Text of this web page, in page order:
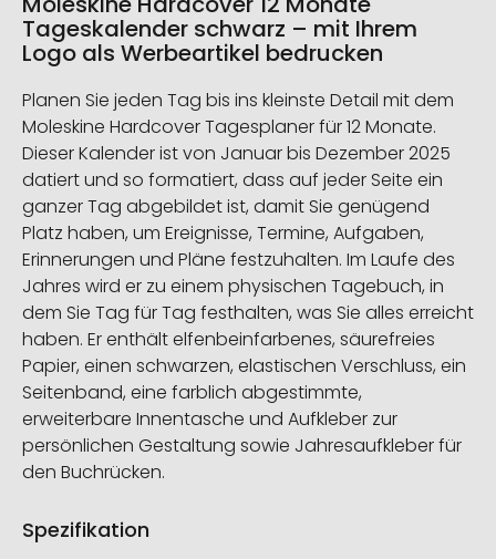
Tageskalender schwarz – mit Ihrem
Logo als Werbeartikel bedrucken
Planen Sie jeden Tag bis ins kleinste Detail mit dem
Moleskine Hardcover Tagesplaner für 12 Monate.
Dieser Kalender ist von Januar bis Dezember 2025
datiert und so formatiert, dass auf jeder Seite ein
ganzer Tag abgebildet ist, damit Sie genügend
Platz haben, um Ereignisse, Termine, Aufgaben,
Erinnerungen und Pläne festzuhalten. Im Laufe des
Jahres wird er zu einem physischen Tagebuch, in
dem Sie Tag für Tag festhalten, was Sie alles erreicht
haben. Er enthält elfenbeinfarbenes, säurefreies
Papier, einen schwarzen, elastischen Verschluss, ein
Seitenband, eine farblich abgestimmte,
erweiterbare Innentasche und Aufkleber zur
persönlichen Gestaltung sowie Jahresaufkleber für
den Buchrücken.
Spezifikation